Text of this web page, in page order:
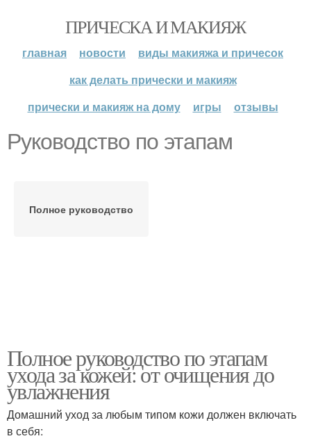
ПРИЧЕСКА И МАКИЯЖ
главная новости
виды макияжа и причесок
как делать прически и макияж
прически и макияж на дому
игры отзывы
Руководство по этапам
Полное руководство
Полное руководство по этапам
ухода за кожей: от очищения до
увлажнения
Домашний уход за любым типом кожи должен включать
в себя: